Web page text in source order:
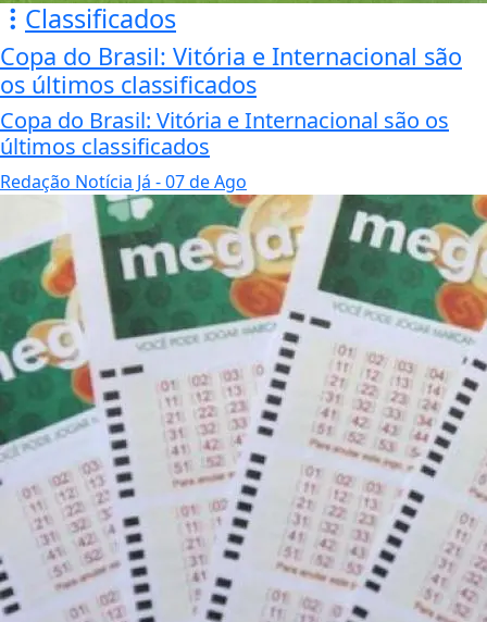
Classificados
Copa do Brasil: Vitória e Internacional são
os últimos classificados
Copa do Brasil: Vitória e Internacional são os
últimos classificados
Redação Notícia Já - 07 de Ago